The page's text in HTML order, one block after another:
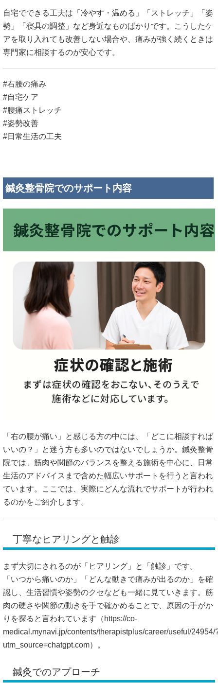
自宅でできる工夫は「冷やす・温める」「ストレッチ」「姿
勢」「寝具の調整」など身近なものばかりです。こうしたケ
アを取り入れても改善しない場合や、痛みが強く続くときは
専門家に相談するのが安心です。
#右腰の痛み
#自宅ケア
#腰痛ストレッチ
#姿勢改善
#日常生活の工夫
鍼灸整骨院でのサポート内容
「右の腰が痛い」と感じる方の中には、「どこに相談すれば
いいの？」と迷う方も多いのではないでしょうか。鍼灸整骨
院では、筋肉や関節のバランスを整える施術を中心に、日常
生活のアドバイスまで含めた幅広いサポートを行うと言われ
ています。ここでは、実際にどんな流れでサポートが行われ
るのかをご紹介します。
丁寧なヒアリングと触診
まず大切にされるのが「ヒアリング」と「触診」です。
「いつから痛いのか」「どんな動きで痛みが出るのか」を確
認し、生活習慣や姿勢のクセなども一緒に見ていきます。筋
肉の硬さや関節の動きを手で確かめることで、原因の手がか
りを探ると言われています（ https://co-
medical.mynavi.jp/contents/therapistplus/career/useful/24954/
utm_source=chatgpt.com）。
鍼灸でのアプローチ